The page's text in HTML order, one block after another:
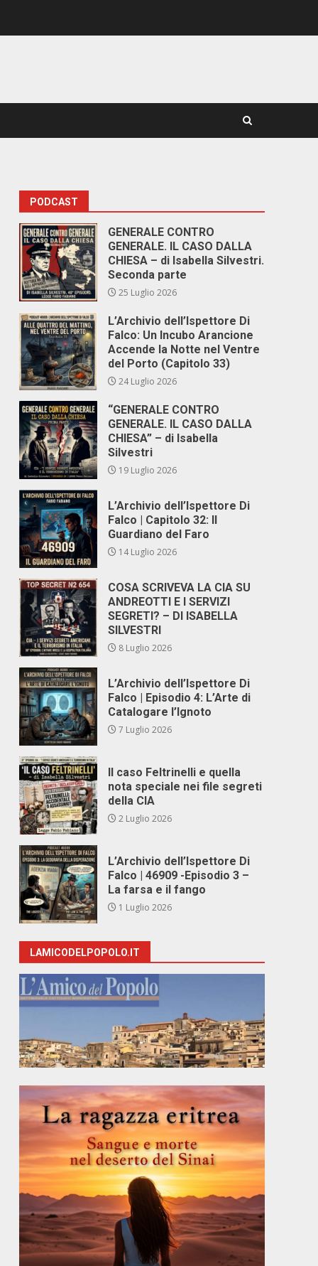
PODCAST
GENERALE CONTRO
GENERALE. IL CASO DALLA
CHIESA – di Isabella Silvestri.
Seconda parte
25 Luglio 2026
L’Archivio dell’Ispettore Di
Falco: Un Incubo Arancione
Accende la Notte nel Ventre
del Porto (Capitolo 33)
24 Luglio 2026
“GENERALE CONTRO
GENERALE. IL CASO DALLA
CHIESA” – di Isabella
Silvestri
19 Luglio 2026
L’Archivio dell’Ispettore Di
Falco | Capitolo 32: Il
Guardiano del Faro
14 Luglio 2026
COSA SCRIVEVA LA CIA SU
ANDREOTTI E I SERVIZI
SEGRETI? – DI ISABELLA
SILVESTRI
8 Luglio 2026
L’Archivio dell’Ispettore Di
Falco | Episodio 4: L’Arte di
Catalogare l’Ignoto
7 Luglio 2026
Il caso Feltrinelli e quella
nota speciale nei file segreti
della CIA
2 Luglio 2026
L’Archivio dell’Ispettore Di
Falco | 46909 -Episodio 3 –
La farsa e il fango
1 Luglio 2026
LAMICODELPOPOLO.IT